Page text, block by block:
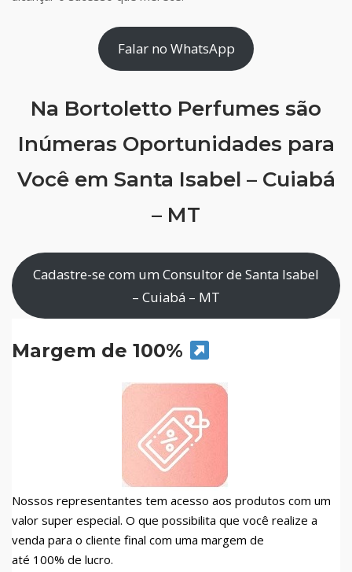
Falar no WhatsApp
Na Bortoletto Perfumes são
Inúmeras Oportunidades para
Você em Santa Isabel – Cuiabá
– MT
Cadastre-se com um Consultor de Santa Isabel
– Cuiabá – MT
Margem de 100%
Nossos representantes tem acesso aos produtos com um
valor super especial. O que possibilita que você realize a
venda para o cliente final com uma margem de
até 100% de lucro.